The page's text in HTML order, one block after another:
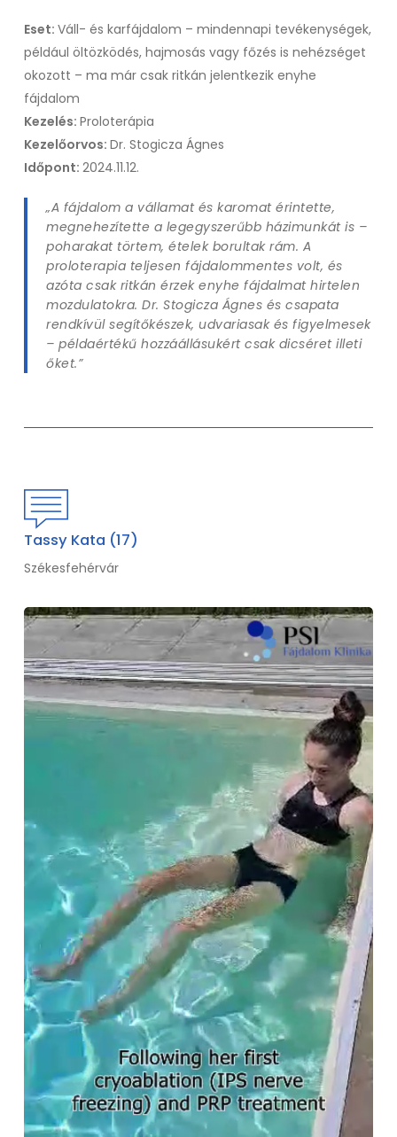
Eset:Váll- és karfájdalom – mindennapi tevékenységek,
például öltözködés, hajmosás vagy főzés is nehézséget
okozott – ma már csak ritkán jelentkezik enyhe
fájdalom
Kezelés:Proloterápia
Kezelőorvos:Dr. Stogicza Ágnes
Időpont:2024.11.12.
„A fájdalom a vállamat és karomat érintette,
megnehezítette a legegyszerűbb házimunkát is –
poharakat törtem, ételek borultak rám. A
proloterapia teljesen fájdalommentes volt, és
azóta csak ritkán érzek enyhe fájdalmat hirtelen
mozdulatokra. Dr. Stogicza Ágnes és csapata
rendkívül segítőkészek, udvariasak és figyelmesek
– példaértékű hozzáállásukért csak dicséret illeti
őket.”
Tassy Kata (17)
Székesfehérvár